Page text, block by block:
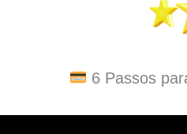
6 Passos